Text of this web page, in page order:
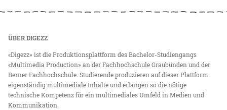
ÜBER DIGEZZ
«Digezz» ist die Produktionsplattform des Bachelor-Studiengangs
«Multimedia Production» an der Fachhochschule Graubünden und der
Berner Fachhochschule. Studierende produzieren auf dieser Plattform
eigenständig multimediale Inhalte und erlangen so die nötige
technische Kompetenz für ein multimediales Umfeld in Medien und
Kommunikation.